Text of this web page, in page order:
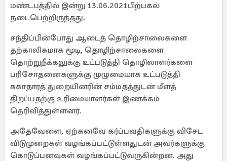
மண்டபத்தில் இன்று 13.06.2021பிற்பகல்
நடைபெற்றிருந்தது.
சந்திப்பின்போது ஆடைத் தொழிற்சாலைகளை
தற்காலிகமாக மூடி, தொழிற்சாலைகளை
தொற்றுநீக்கலுக்கு உட்படுத்தி தொழிலாளர்களை
பரிசோதனைகளுக்கு முழுமையாக உட்படுத்தி
சுகாதாரத் துறையினரின் சம்மதத்துடன் மீளத்
திறப்பதற்கு உரிமையாளர்கள் இணக்கம்
தெரிவித்துள்ளனர்.
அதேவேளை, ஏற்கனவே கர்ப்பவதிகளுக்கு விசேட
விடுமுறைகள் வழங்கப்பட்டுள்ளதுடன் அவர்களுக்கு
கொடுப்பனவுகள் வழங்கப்பட்டுவருகின்றன. அது